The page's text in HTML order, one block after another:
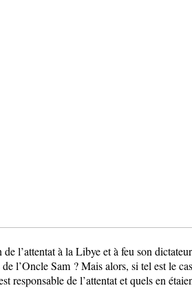
l’attentat à la Libye et à feu son
l’Oncle Sam ? Mais alors, si tel est le
responsable de l’attentat et quels en